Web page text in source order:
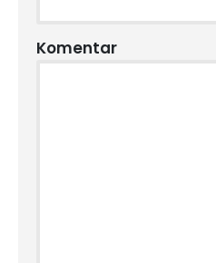
Komentar